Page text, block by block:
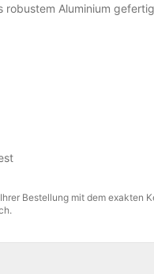
robustem Aluminium
Bestellung mit dem exakten